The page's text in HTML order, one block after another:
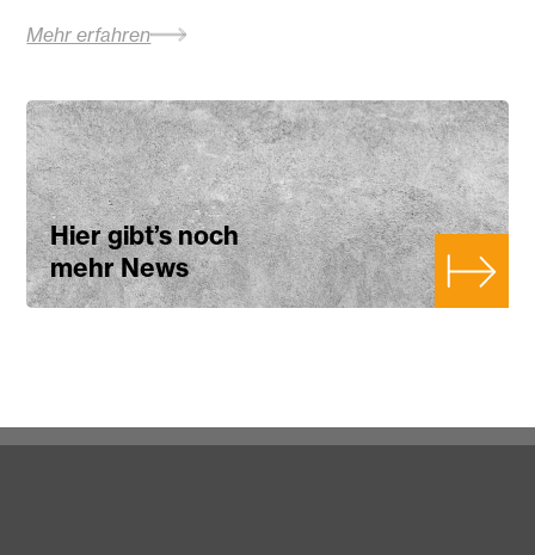
Mehr erfahren
Hier gibt’s noch
mehr News